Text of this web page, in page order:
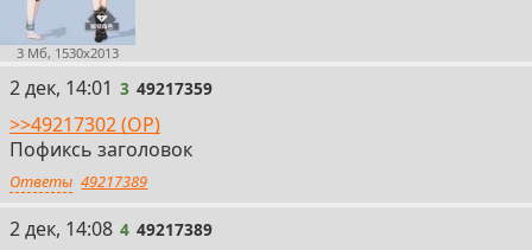
3 Мб, 1530x2013
3
2 дек, 14:01 3 49217359
>>49217302 (OP)
Пофиксь заголовок
Ответы 49217389
4
2 дек, 14:08 4 49217389